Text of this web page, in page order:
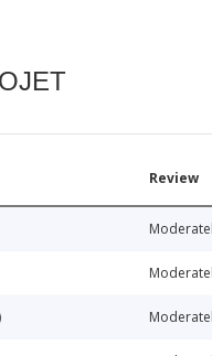
Review